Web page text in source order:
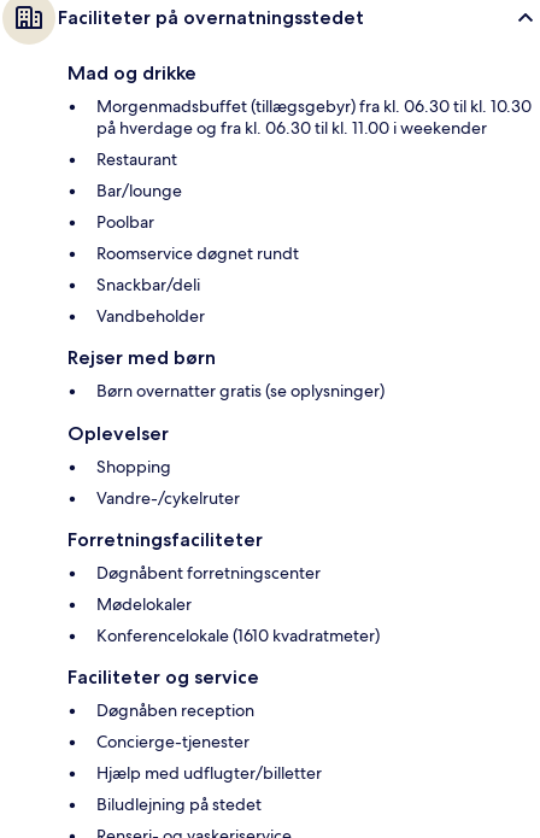
Faciliteter på overnatningsstedet
Mad og drikke
Morgenmadsbuffet (tillægsgebyr) fra kl. 06.30 til kl. 10.30
på hverdage og fra kl. 06.30 til kl. 11.00 i weekender
Restaurant
Bar/lounge
Poolbar
Roomservice døgnet rundt
Snackbar/deli
Vandbeholder
Rejser med børn
Børn overnatter gratis (se oplysninger)
Oplevelser
Shopping
Vandre-/cykelruter
Forretningsfaciliteter
Døgnåbent forretningscenter
Mødelokaler
Konferencelokale (1610 kvadratmeter)
Faciliteter og service
Døgnåben reception
Concierge-tjenester
Hjælp med udflugter/billetter
Biludlejning på stedet